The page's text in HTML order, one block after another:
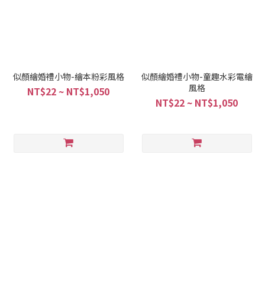
似顏繪婚禮小物-繪本粉彩風格
NT$22 ~ NT$1,050
似顏繪婚禮小物-童趣水彩電繪
風格
NT$22 ~ NT$1,050